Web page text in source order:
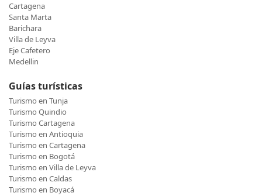
Cartagena
Santa Marta
Barichara
Villa de Leyva
Eje Cafetero
Medellin
Guías turísticas
Turismo en Tunja
Turismo Quindio
Turismo Cartagena
Turismo en Antioquia
Turismo en Cartagena
Turismo en Bogotá
Turismo en Villa de Leyva
Turismo en Caldas
Turismo en Boyacá